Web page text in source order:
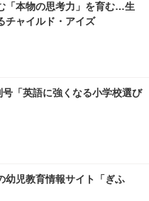
「本物の思考力」を育む…生
チャイルド・アイズ
「英語に強くなる小学校選び
幼児教育情報サイト「ぎふ